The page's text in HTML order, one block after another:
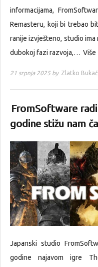
informacijama,
Remasteru, koji bi trebao
ranije izvješteno, studio
dubokoj fazi razvoja,…
21 srpnja 2025 by Zlatko Bukač
FromSoftware
godine stižu nam
Japanski studio
godine najavom igre